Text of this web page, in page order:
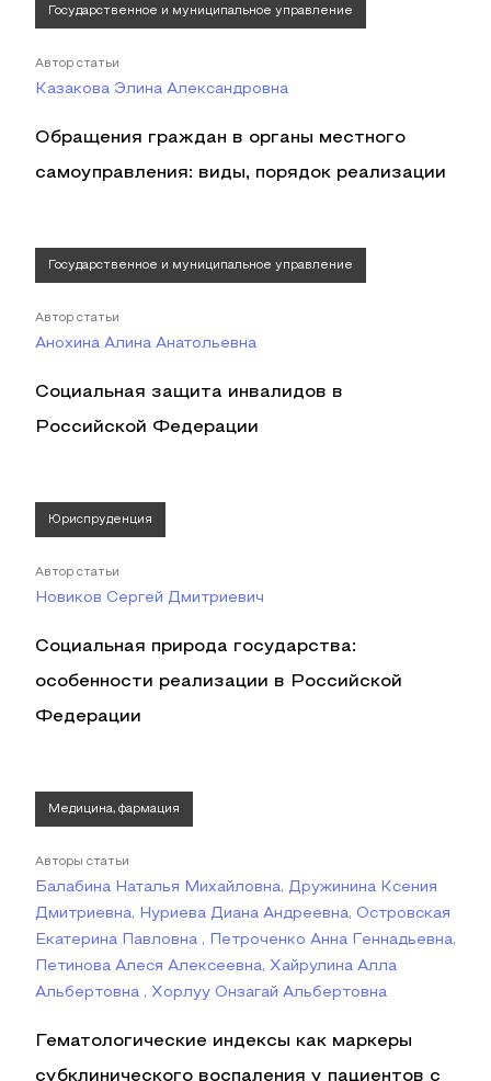
Государственное и муниципальное управление
Автор статьи
Казакова Элина Александровна
Обращения граждан в органы местного
самоуправления: виды, порядок реализации
Государственное и муниципальное управление
Автор статьи
Анохина Алина Анатольевна
Социальная защита инвалидов в
Российской Федерации
Юриспруденция
Автор статьи
Новиков Сергей Дмитриевич
Социальная природа государства:
особенности реализации в Российской
Федерации
Медицина, фармация
Авторы статьи
Балабина Наталья Михайловна, Дружинина Ксения
Дмитриевна, Нуриева Диана Андреевна, Островская
Екатерина Павловна , Петроченко Анна Геннадьевна,
Петинова Алеся Алексеевна, Хайрулина Алла
Альбертовна , Хорлуу Онзагай Альбертовна
Гематологические индексы как маркеры
субклинического воспаления у пациентов с